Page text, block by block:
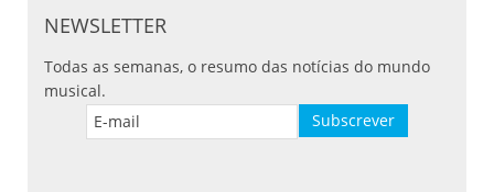
NEWSLETTER
Todas as semanas, o resumo das notícias do mundo
musical.